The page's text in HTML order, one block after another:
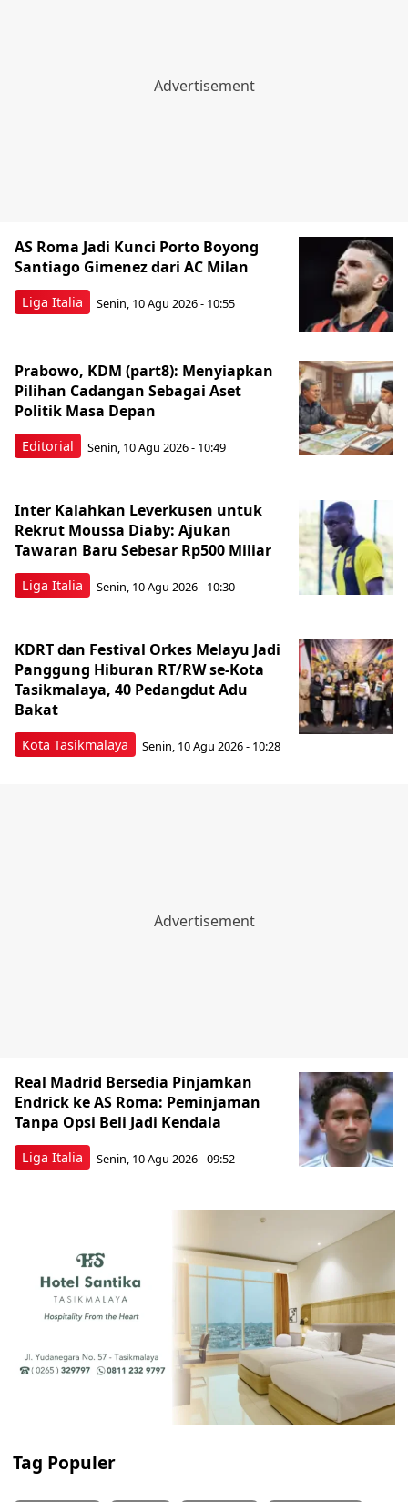
Liga Italia
AS Roma Jadi Kunci Porto Boyong
Santiago Gimenez dari AC Milan
Senin, 10 Agu 2026 - 10:55
Editorial
Prabowo, KDM (part8): Menyiapkan
Pilihan Cadangan Sebagai Aset
Politik Masa Depan
Senin, 10 Agu 2026 - 10:49
Liga Italia
Inter Kalahkan Leverkusen untuk
Rekrut Moussa Diaby: Ajukan
Tawaran Baru Sebesar Rp500 Miliar
Senin, 10 Agu 2026 - 10:30
Kota Tasikmalaya
KDRT dan Festival Orkes Melayu Jadi
Panggung Hiburan RT/RW se-Kota
Tasikmalaya, 40 Pedangdut Adu
Bakat
Senin, 10 Agu 2026 - 10:28
Liga Italia
Real Madrid Bersedia Pinjamkan
Endrick ke AS Roma: Peminjaman
Tanpa Opsi Beli Jadi Kendala
Senin, 10 Agu 2026 - 09:52
Tag Populer